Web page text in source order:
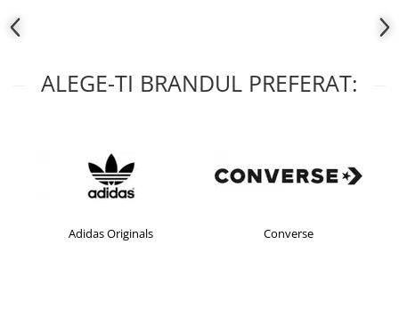
ALEGE-TI BRANDUL PREFERAT:
Adidas Originals Converse